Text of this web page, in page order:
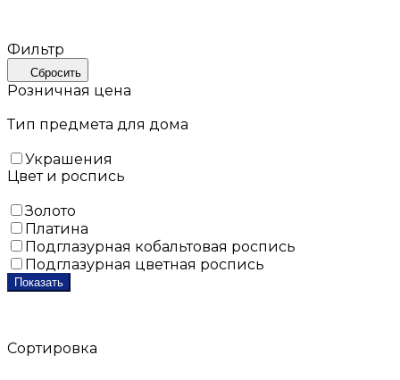
Фильтр
Сбросить
Розничная цена
Тип предмета для дома
Украшения
Цвет и роспись
Золото
Платина
Подглазурная кобальтовая роспись
Подглазурная цветная роспись
Показать
Сортировка